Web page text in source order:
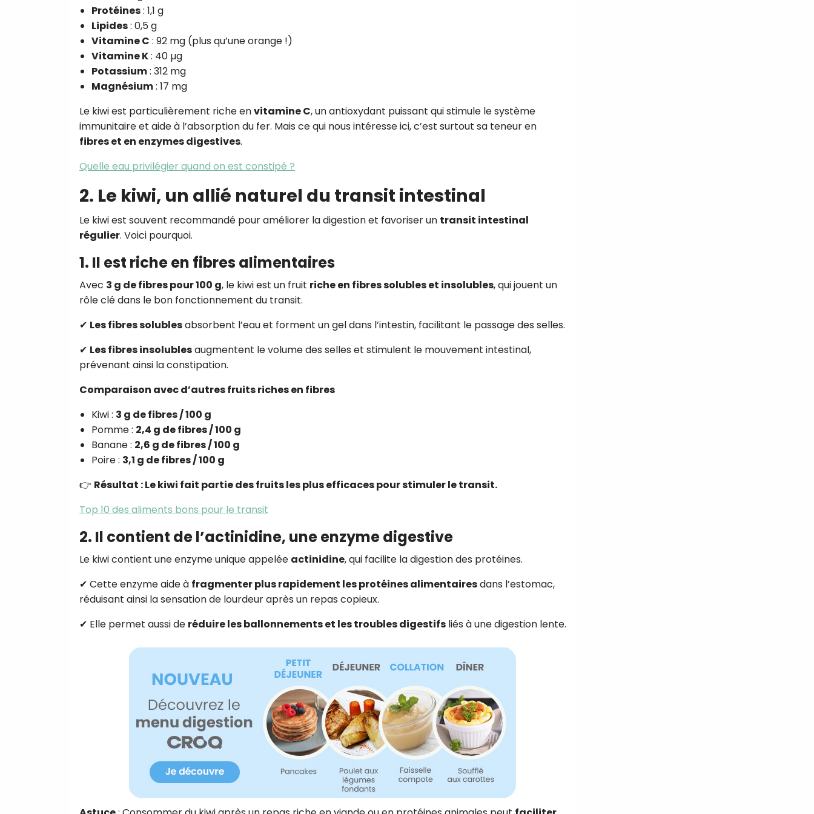
Protéines: 1,1 g
Lipides: 0,5 g
Vitamine C : 92 mg (plus qu’une orange !)
Vitamine K: 40 µg
Potassium: 312 mg
Magnésium: 17 mg
Le kiwi est particulièrement riche envitamine C, un antioxydant puissant qui stimule le système
immunitaire et aide à l’absorption du fer. Mais ce qui nous intéresse ici, c’est surtout sa teneur en
fibres et en enzymes digestives.
Quelle eau privilégier quand on est constipé ?
2. Le kiwi, un allié naturel du transit intestinal
Le kiwi est souvent recommandé pour améliorer la digestion et favoriser un transit intestinal
régulier. Voici pourquoi.
1. Il est riche en fibres alimentaires
Avec 3 g de fibres pour 100 g, le kiwi est un fruit riche en fibres solubles et insolubles, qui jouent un
rôle clé dans le bon fonctionnement du transit.
✔ Les fibres solublesabsorbent l’eau et forment un gel dans l’intestin, facilitant le passage des selles.
✔ Les fibres insolublesaugmentent le volume des selles et stimulent le mouvement intestinal,
prévenant ainsi la constipation.
Comparaison avec d’autres fruits riches en fibres
Kiwi : 3 g de fibres / 100 g
Pomme : 2,4 g de fibres / 100 g
Banane : 2,6 g de fibres / 100 g
Poire : 3,1 g de fibres / 100 g
👉 Résultat : Le kiwi fait partie des fruits les plus efficaces pour stimuler le transit.
Top 10 des aliments bons pour le transit
2. Il contient de l’actinidine, une enzyme digestive
Le kiwi contient une enzyme unique appelée actinidine, qui facilite la digestion des protéines.
✔ Cette enzyme aide à fragmenter plus rapidement les protéines alimentairesdans l’estomac,
réduisant ainsi la sensation de lourdeur après un repas copieux.
✔ Elle permet aussi de réduire les ballonnements et les troubles digestifs liés à une digestion lente.